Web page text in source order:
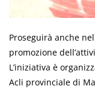
Proseguirà anche
promozione
L’iniziativa è
Acli provinciale di